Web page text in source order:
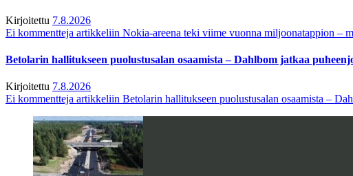
Kirjoitettu 7.8.2026
Ei kommentteja artikkeliin Nokia-areena teki viime vuonna miljoonatappion –
Betolarin hallitukseen puolustusalan osaamista – Dahlbom jatkaa
Kirjoitettu 7.8.2026
Ei kommentteja artikkeliin Betolarin hallitukseen puolustusalan osaamista –